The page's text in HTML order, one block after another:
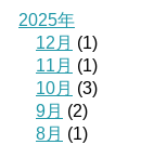
2025年
12月 (1)
11月 (1)
10月 (3)
9月 (2)
8月 (1)